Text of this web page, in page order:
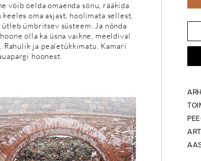
võib öelda omaenda sõnu, rääkida
keeles oma asjast, hoolimata sellest,
ütleb ümbritsev süsteem. Ja nõnda
olla ka üsna vaikne, meeldival
Rahulik ja pealetükkimatu. Kamari
hoonest.